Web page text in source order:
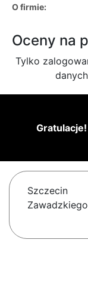
O firmie:
Oceny na
Tylko
Gratulacje!
Szczecin